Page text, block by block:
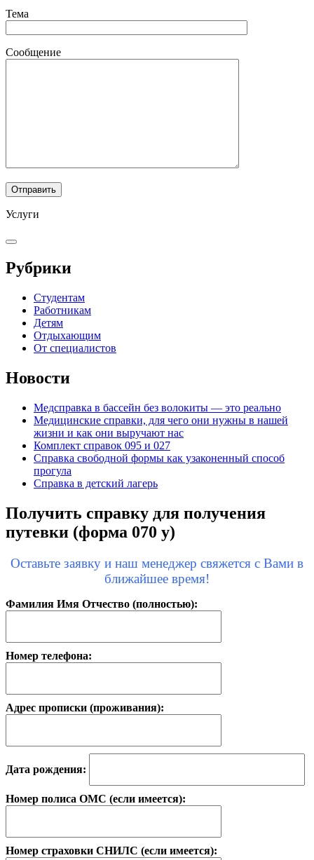
Тема
Сообщение
Услуги
Рубрики
Студентам
Работникам
Детям
Отдыхающим
От специалистов
Новости
Медсправка в бассейн без волокиты — это реально
Медицинские справки, для чего они нужны в нашей
жизни и как они выручают нас
Комплект справок 095 и 027
Справка свободной формы как узаконенный способ
прогула
Справка в детский лагерь
Получить справку для получения
путевки (форма 070 у)
Оставьте заявку и наш менеджер свяжется с Вами в
ближайшее время!
Фамилия Имя Отчество (полностью):
Номер телефона:
Адрес прописки (проживания):
Дата рождения:
Номер полиса ОМС (если имеется):
Номер страховки СНИЛС (если имеется):